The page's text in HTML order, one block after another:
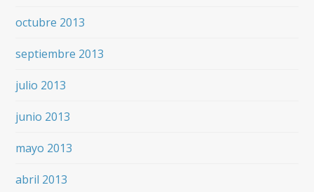
octubre 2013
septiembre 2013
julio 2013
junio 2013
mayo 2013
abril 2013